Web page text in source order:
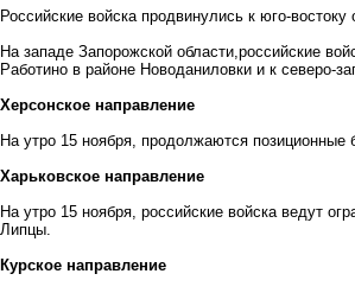
Российские войска продвинулись к юго-
На западе Запорожской области,российские
Работино в районе Новоданиловки и к северо-
Херсонское направление
На утро 15 ноября, продолжаются позиционные
Харьковское направление
На утро 15 ноября, российские войска ведут
Липцы.
Курское направление